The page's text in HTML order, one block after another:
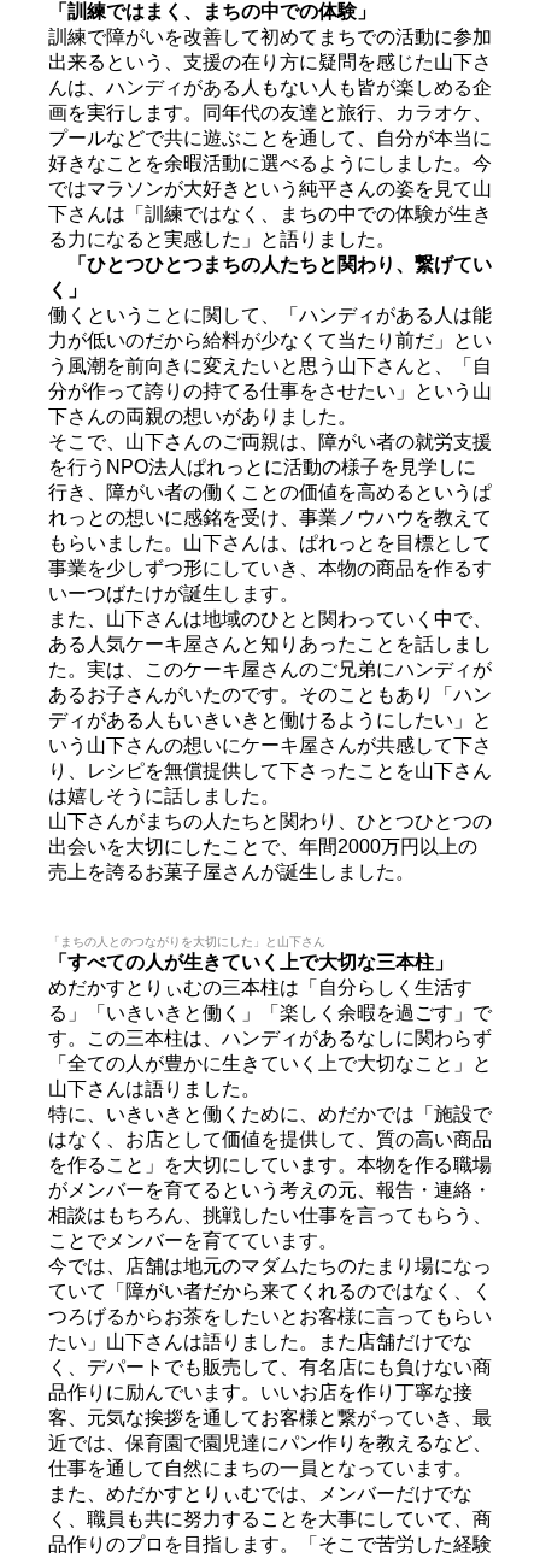
「訓練ではまく、まちの中での体験」
訓練で障がいを改善して初めてまちでの活動に参加
出来るという、支援の在り方に疑問を感じた山下さ
んは、ハンディがある人もない人も皆が楽しめる企
画を実行します。同年代の友達と旅行、カラオケ、
プールなどで共に遊ぶことを通して、自分が本当に
好きなことを余暇活動に選べるようにしました。今
ではマラソンが大好きという純平さんの姿を見て山
下さんは「訓練ではなく、まちの中での体験が生き
る力になると実感した」と語りました。
「ひとつひとつまちの人たちと関わり、繋げてい
く」
働くということに関して、「ハンディがある人は能
力が低いのだから給料が少なくて当たり前だ」とい
う風潮を前向きに変えたいと思う山下さんと、「自
分が作って誇りの持てる仕事をさせたい」という山
下さんの両親の想いがありました。
そこで、山下さんのご両親は、障がい者の就労支援
を行うNPO法人ぱれっとに活動の様子を見学しに
行き、障がい者の働くことの価値を高めるというぱ
れっとの想いに感銘を受け、事業ノウハウを教えて
もらいました。山下さんは、ぱれっとを目標として
事業を少しずつ形にしていき、本物の商品を作るす
いーつばたけが誕生します。
また、山下さんは地域のひとと関わっていく中で、
ある人気ケーキ屋さんと知りあったことを話しまし
た。実は、このケーキ屋さんのご兄弟にハンディが
あるお子さんがいたのです。そのこともあり「ハン
ディがある人もいきいきと働けるようにしたい」と
いう山下さんの想いにケーキ屋さんが共感して下さ
り、レシピを無償提供して下さったことを山下さん
は嬉しそうに話しました。
山下さんがまちの人たちと関わり、ひとつひとつの
出会いを大切にしたことで、年間2000万円以上の
売上を誇るお菓子屋さんが誕生しました。
「まちの人とのつながりを大切にした」と山下さん
「すべての人が生きていく上で大切な三本柱」
めだかすとりぃむの三本柱は「自分らしく生活す
る」「いきいきと働く」「楽しく余暇を過ごす」で
す。この三本柱は、ハンディがあるなしに関わらず
「全ての人が豊かに生きていく上で大切なこと」と
山下さんは語りました。
特に、いきいきと働くために、めだかでは「施設で
はなく、お店として価値を提供して、質の高い商品
を作ること」を大切にしています。本物を作る職場
がメンバーを育てるという考えの元、報告・連絡・
相談はもちろん、挑戦したい仕事を言ってもらう、
ことでメンバーを育てています。
今では、店舗は地元のマダムたちのたまり場になっ
ていて「障がい者だから来てくれるのではなく、く
つろげるからお茶をしたいとお客様に言ってもらい
たい」山下さんは語りました。また店舗だけでな
く、デパートでも販売して、有名店にも負けない商
品作りに励んでいます。いいお店を作り丁寧な接
客、元気な挨拶を通してお客様と繋がっていき、最
近では、保育園で園児達にパン作りを教えるなど、
仕事を通して自然にまちの一員となっています。
また、めだかすとりぃむでは、メンバーだけでな
く、職員も共に努力することを大事にしていて、商
品作りのプロを目指します。「そこで苦労した経験